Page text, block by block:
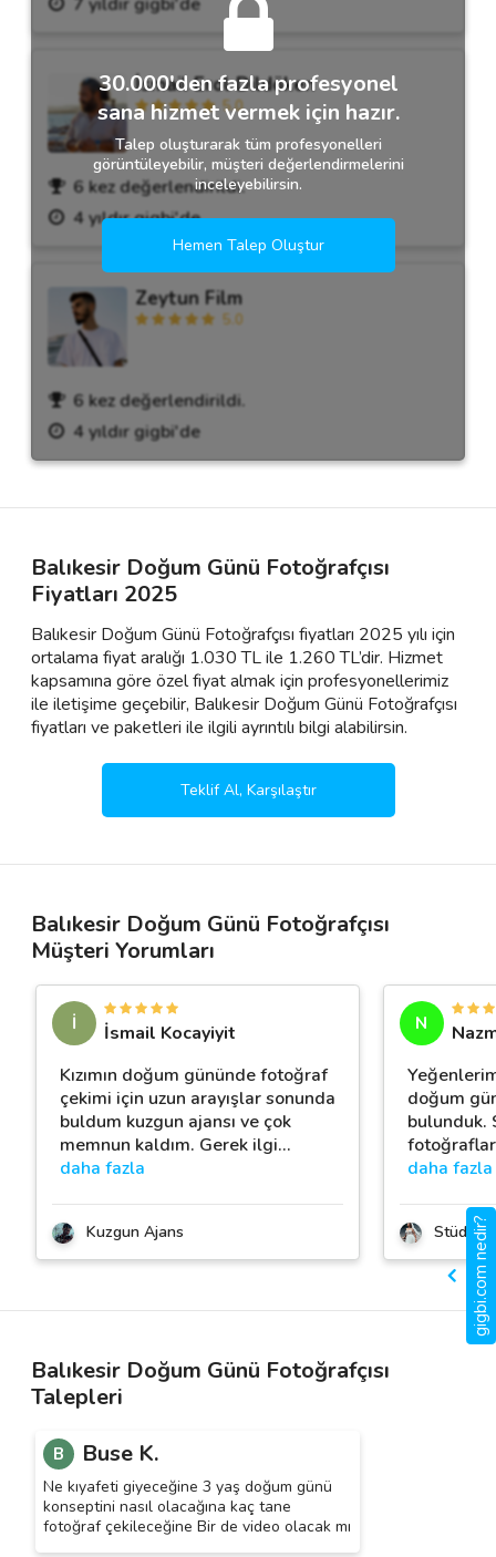
İsmail Erol Dildöken
5.0
6 kez değerlendirildi.
4 yıldır gigbi'de
Zeytun Film
5.0
6 kez değerlendirildi.
4 yıldır gigbi'de
30.000'den fazla profesyonel
sana hizmet vermek için hazır.
Talep oluşturarak tüm profesyonelleri
görüntüleyebilir, müşteri değerlendirmelerini
inceleyebilirsin.
Hemen Talep Oluştur
Balıkesir Doğum Günü Fotoğrafçısı
Fiyatları 2025
Balıkesir Doğum Günü Fotoğrafçısı fiyatları 2025 yılı için
ortalama fiyat aralığı 1.030 TL ile 1.260 TL’dir. Hizmet
kapsamına göre özel fiyat almak için profesyonellerimiz
ile iletişime geçebilir, Balıkesir Doğum Günü Fotoğrafçısı
fiyatları ve paketleri ile ilgili ayrıntılı bilgi alabilirsin.
Teklif Al, Karşılaştır
Balıkesir Doğum Günü Fotoğrafçısı
Müşteri Yorumları
İ
İsmail Kocayiyit
Kızımın doğum gününde fotoğraf
çekimi için uzun arayışlar sonunda
buldum kuzgun ajansı ve çok
memnun kaldım. Gerek ilgi…
daha fazla
Kuzgun Ajans
N
doğum
bulunduk.
daha fazla
Stüdyo
Balıkesir Doğum Günü Fotoğrafçısı
Talepleri
B Buse K.
Ne kıyafeti giyeceğine 3 yaş doğum günü
konseptini nasıl olacağına kaç tane
fotoğraf çekileceğine Bir de video olacak mı
gigbi.com nedir?